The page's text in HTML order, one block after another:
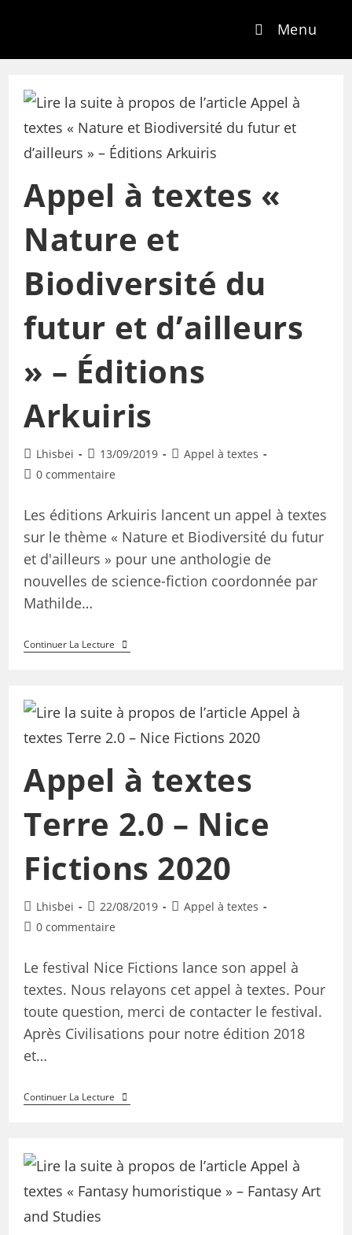
Menu
Appel à textes «
Nature et
Biodiversité du
futur et d’ailleurs
» – Éditions
Arkuiris
Lhisbei 13/09/2019
Appel à textes
0 commentaire
Les éditions Arkuiris lancent un appel à textes
sur le thème « Nature et Biodiversité du futur
et d'ailleurs » pour une anthologie de
nouvelles de science-fiction coordonnée par
Mathilde…
Continuer La Lecture
Appel à textes
Terre 2.0 – Nice
Fictions 2020
Lhisbei 22/08/2019
Appel à textes
0 commentaire
Le festival Nice Fictions lance son appel à
textes. Nous relayons cet appel à textes. Pour
toute question, merci de contacter le festival.
Après Civilisations pour notre édition 2018
et…
Continuer La Lecture